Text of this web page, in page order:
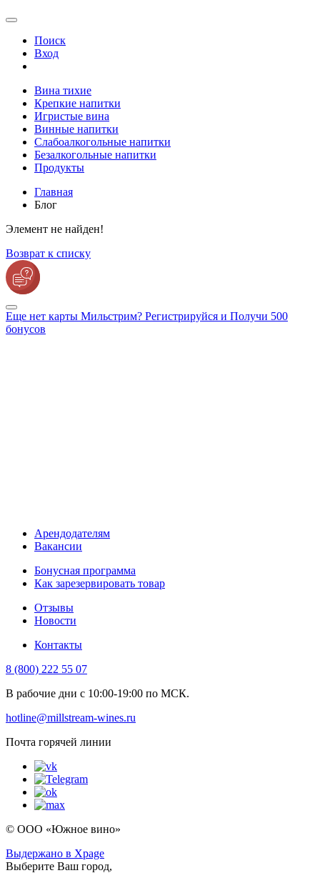
Поиск
Вход
Вина тихие
Крепкие напитки
Игристые вина
Винные напитки
Слабоалкогольные напитки
Безалкогольные напитки
Продукты
Главная
Блог
Элемент не найден!
Возврат к списку
Еще нет карты Мильстрим? Регистрируйся и Получи 500
бонусов
Арендодателям
Вакансии
Бонусная программа
Как зарезервировать товар
Отзывы
Новости
Контакты
8 (800) 222 55 07
В рабочие дни с 10:00-19:00 по МСК.
hotline@millstream-wines.ru
Почта горячей линии
© ООО «Южное вино»
Выдержано в Xpage
Выберите Ваш город,